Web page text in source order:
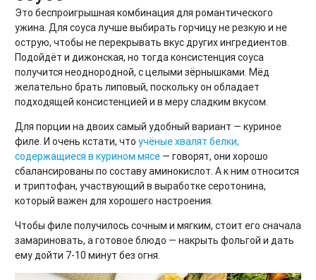
Это беспроигрышная комбинация для романтического
ужина. Для соуса лучше выбирать горчицу не резкую и не
острую, чтобы не перекрывать вкус других ингредиентов.
Подойдёт и дижонская, но тогда консистенция соуса
получится неоднородной, с целыми зёрнышками. Мёд
желательно брать липовый, поскольку он обладает
подходящей консистенцией и в меру сладким вкусом.
Для порции на двоих самый удобный вариант — куриное
филе. И очень кстати, что учёные хвалят белки,
содержащиеся в курином мясе — говорят, они хорошо
сбалансированы по составу аминокислот. А к ним относится
и триптофан, участвующий в выработке серотонина,
который важен для хорошего настроения.
Чтобы филе получилось сочным и мягким, стоит его сначала
замариновать, а готовое блюдо — накрыть фольгой и дать
ему дойти 7-10 минут без огня.